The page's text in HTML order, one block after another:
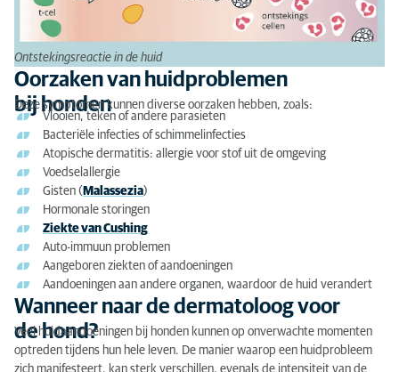
Ontstekingsreactie in de huid
Oorzaken van huidproblemen
bij honden
Deze symptomen kunnen diverse oorzaken hebben, zoals:
Vlooien, teken of andere parasieten
Bacteriële infecties of schimmelinfecties
Atopische dermatitis: allergie voor stof uit de omgeving
Voedselallergie
Gisten ( Malassezia)
Hormonale storingen
Ziekte van Cushing
Auto-immuun problemen
Aangeboren ziekten of aandoeningen
Aandoeningen aan andere organen, waardoor de huid verandert
Wanneer naar de dermatoloog voor
de hond?
Veel huidaandoeningen bij honden kunnen op onverwachte momenten
optreden tijdens hun hele leven. De manier waarop een huidprobleem
zich manifesteert, kan sterk verschillen, evenals de intensiteit van de